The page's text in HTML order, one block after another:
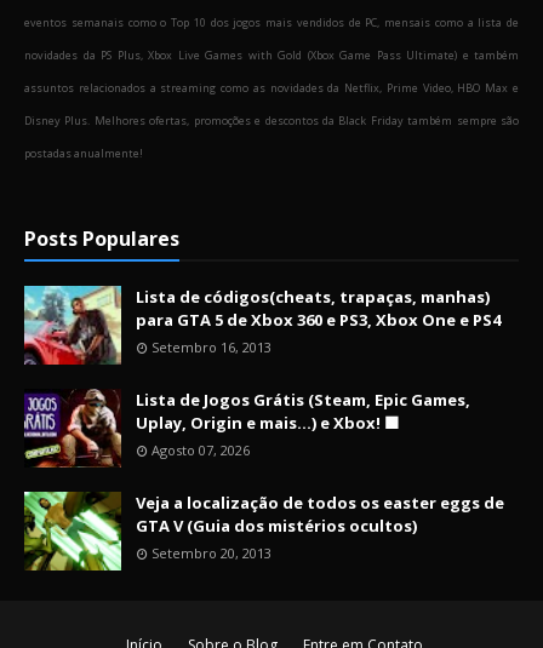
eventos semanais como o Top 10 dos jogos mais vendidos de PC, mensais como a lista de
novidades da PS Plus, Xbox Live Games with Gold (Xbox Game Pass Ultimate) e também
assuntos relacionados a streaming como as novidades da Netflix, Prime Video, HBO Max e
Disney Plus. Melhores ofertas, promoções e descontos da Black Friday também sempre são
postadas anualmente!
Posts Populares
Lista de códigos(cheats, trapaças, manhas)
para GTA 5 de Xbox 360 e PS3, Xbox One e PS4
Setembro 16, 2013
Lista de Jogos Grátis (Steam, Epic Games,
Uplay, Origin e mais...) e Xbox! 🟩
Agosto 07, 2026
Veja a localização de todos os easter eggs de
GTA V (Guia dos mistérios ocultos)
Setembro 20, 2013